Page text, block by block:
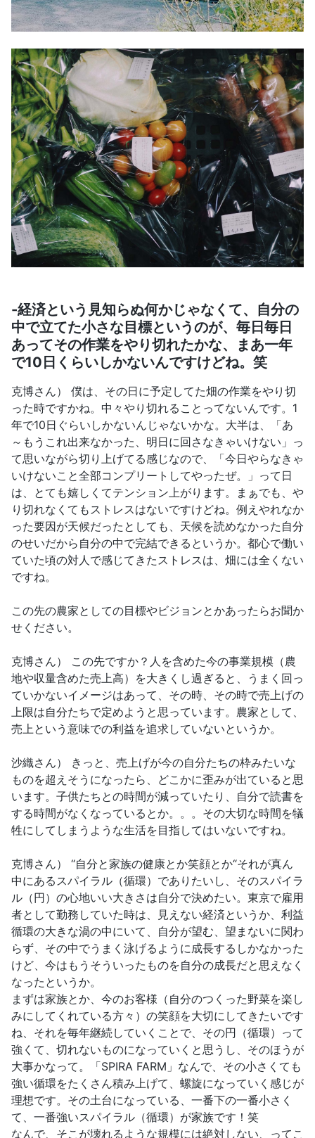
-経済という見知らぬ何かじゃなくて、自分の
中で立てた小さな目標というのが、毎日毎日
あってその作業をやり切れたかな、まあ一年
で10日くらいしかないんですけどね。笑
克博さん） 僕は、その日に予定してた畑の作業をやり切
った時ですかね。中々やり切れることってないんです。1
年で10日ぐらいしかないんじゃないかな。大半は、「あ
～もうこれ出来なかった、明日に回さなきゃいけない」っ
て思いながら切り上げてる感じなので、「今日やらなきゃ
いけないこと全部コンプリートしてやったぜ。」って日
は、とても嬉しくてテンション上がります。まぁでも、や
り切れなくてもストレスはないですけどね。例えやれなか
った要因が天候だったとしても、天候を読めなかった自分
のせいだから自分の中で完結できるというか。都心で働い
ていた頃の対人で感じてきたストレスは、畑には全くない
ですね。
この先の農家としての目標やビジョンとかあったらお聞か
せください。
克博さん） この先ですか？人を含めた今の事業規模（農
地や収量含めた売上高）を大きくし過ぎると、うまく回っ
ていかないイメージはあって、その時、その時で売上げの
上限は自分たちで定めようと思っています。農家として、
売上という意味での利益を追求していないというか。
沙織さん） きっと、売上げが今の自分たちの枠みたいな
ものを超えそうになったら、どこかに歪みが出ていると思
います。子供たちとの時間が減っていたり、自分で読書を
する時間がなくなっているとか。。。その大切な時間を犠
牲にしてしまうような生活を目指してはいないですね。
克博さん） “自分と家族の健康とか笑顔とか“それが真ん
中にあるスパイラル（循環）でありたいし、そのスパイラ
ル（円）の心地いい大きさは自分で決めたい。東京で雇用
者として勤務していた時は、見えない経済というか、利益
循環の大きな渦の中にいて、自分が望む、望まないに関わ
らず、その中でうまく泳げるように成長するしかなかった
けど、今はもうそういったものを自分の成長だと思えなく
なったというか。
まずは家族とか、今のお客様（自分のつくった野菜を楽し
みにしてくれている方々）の笑顔を大切にしてきたいです
ね、それを毎年継続していくことで、その円（循環）って
強くて、切れないものになっていくと思うし、そのほうが
大事かなって。「SPIRA FARM」なんで、その小さくても
強い循環をたくさん積み上げて、螺旋になっていく感じが
理想です。その土台になっている、一番下の一番小さく
て、一番強いスパイラル（循環）が家族です！笑
なんで、そこが壊れるような規模には絶対しない、ってこ